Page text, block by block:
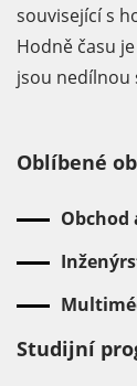
související s
Hodně času
jsou nedílnou
Oblíbené
Obchod
Studijní